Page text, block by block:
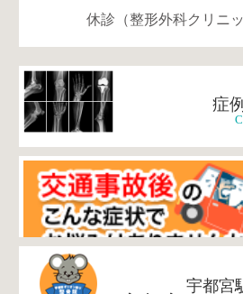
休診（整形外科クリニ
症
宇都宮